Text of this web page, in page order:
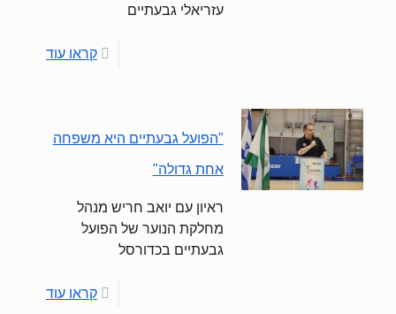
עזריאלי גבעתיים
קראו עוד
"הפועל גבעתיים היא משפחה
אחת גדולה"
ראיון עם יואב חריש מנהל
מחלקת הנוער של הפועל
גבעתיים בכדורסל
קראו עוד